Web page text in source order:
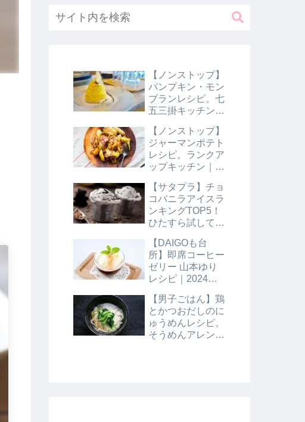
【ノンストップ】
パンプキン・モン
ブランレシピ。七
五三掛キッチン｜
【ノンストップ】
ジャーマンポテト
レシピ。ランクア
ップキッチン｜10
【サタプラ】チョ
コバニラアイスラ
ンキングTOP5！
ひたすら試してラ
日【サタデープラ
ス】
【DAIGOも台
所】即席コーヒー
ゼリー 山本ゆり
レシピ｜2024年8
【男子ごはん】鶏
とかつおだしのに
ゅうめんレシピ。
そうめんアレンジ